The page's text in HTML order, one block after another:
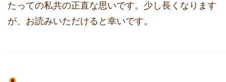
たっての私共の正直な思いです。 少し長くなります
が、お読みいただけると幸いです。